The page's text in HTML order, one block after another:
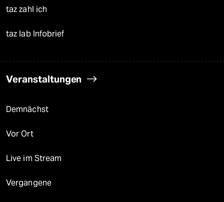
taz zahl ich
taz lab Infobrief
Veranstaltungen
Demnächst
Vor Ort
Live im Stream
Vergangene